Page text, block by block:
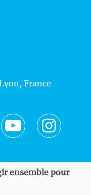
France
ensemble pour